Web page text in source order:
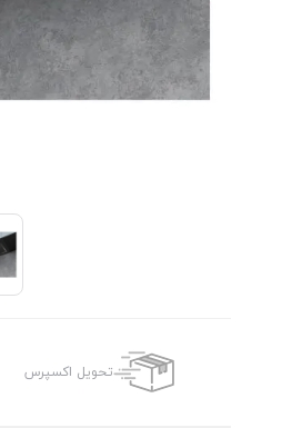
تحویل اکسپرس